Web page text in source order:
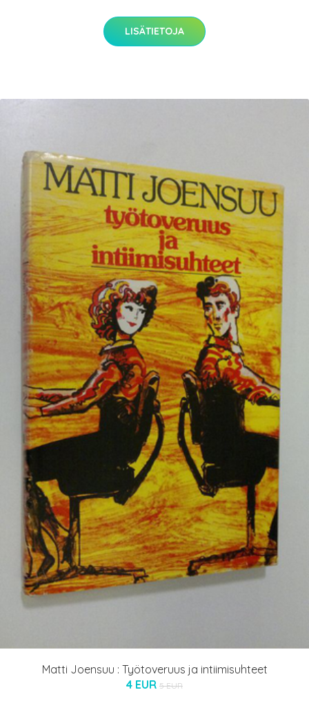
LISÄTIETOJA
Matti Joensuu : Työtoveruus ja intiimisuhteet
4 EUR 5 EUR